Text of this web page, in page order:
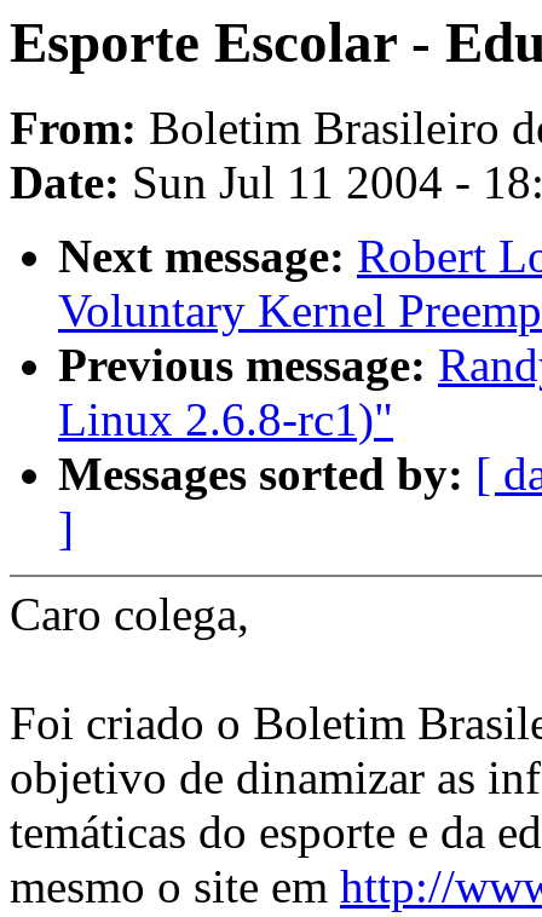
Esporte Escolar -
From: Boletim Brasileiro
Date: Sun Jul 11 2004 -
Next message: Robert
Voluntary Kernel
Previous message:
Linux 2.6.8-rc1)"
Messages sorted by: [
]
Caro colega,
Foi criado o Boletim
objetivo de dinamizar as
temáticas do esporte e da
mesmo o site em http://